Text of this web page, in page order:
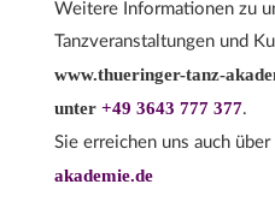
Weitere Informationen zu
Tanzveranstaltungen und
www.thueringer-tanz-
unter +49 3643 777 377.
Sie erreichen uns auch über
akademie.de